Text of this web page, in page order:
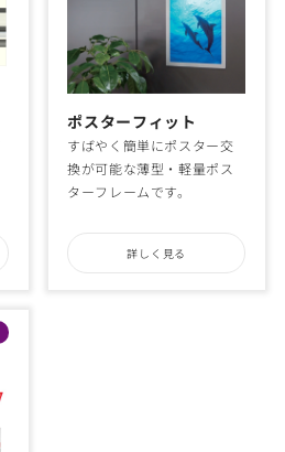
ポスターフィット
すばやく簡単にポスター交
換が可能な薄型・軽量ポス
ターフレームです。
詳しく見る